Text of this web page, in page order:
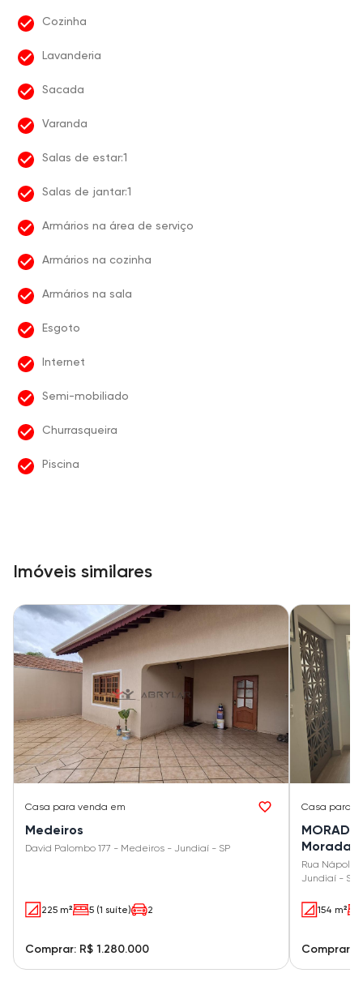
Cozinha
Lavanderia
Sacada
Varanda
Salas de estar:1
Salas de jantar:1
Armários na área de serviço
Armários na cozinha
Armários na sala
Esgoto
Internet
Semi-mobiliado
Churrasqueira
Piscina
Imóveis similares
Casa para venda em
Medeiros
David Palombo 177 - Medeiros - Jundiaí - SP
225 m² 5 (1 suíte) 2
Comprar: R$ 1.280.000
Casa para
Morada
Rua
Jundiaí - SP
154 m²
Comprar: